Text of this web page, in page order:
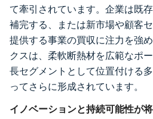
て牽引されています。企業は既
補完する、または新市場や顧客
提供する事業の買収に注力を強
クスは、柔軟断熱材を広範なポ
長セグメントとして位置付ける
ってさらに形成されています。
イノベーションと持続可能性が